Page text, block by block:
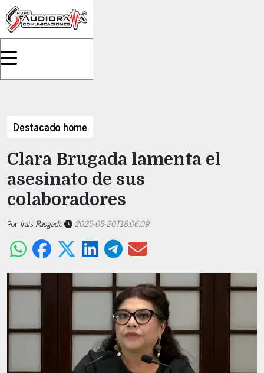
Destacado home
Clara Brugada lamenta el
asesinato de sus
colaboradores
Por Irais Rasgado 2025-05-20T18:06:09